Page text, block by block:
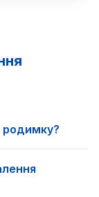
родимку?